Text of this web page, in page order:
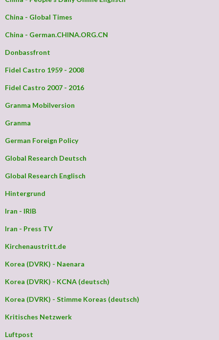
China - Global Times
China - German.CHINA.ORG.CN
Donbassfront
Fidel Castro 1959 - 2008
Fidel Castro 2007 - 2016
Granma Mobilversion
Granma
German Foreign Policy
Global Research Deutsch
Global Research Englisch
Hintergrund
Iran - IRIB
Iran - Press TV
Kirchenaustritt.de
Korea (DVRK) - Naenara
Korea (DVRK) - KCNA (deutsch)
Korea (DVRK) - Stimme Koreas (deutsch)
Kritisches Netzwerk
Luftpost